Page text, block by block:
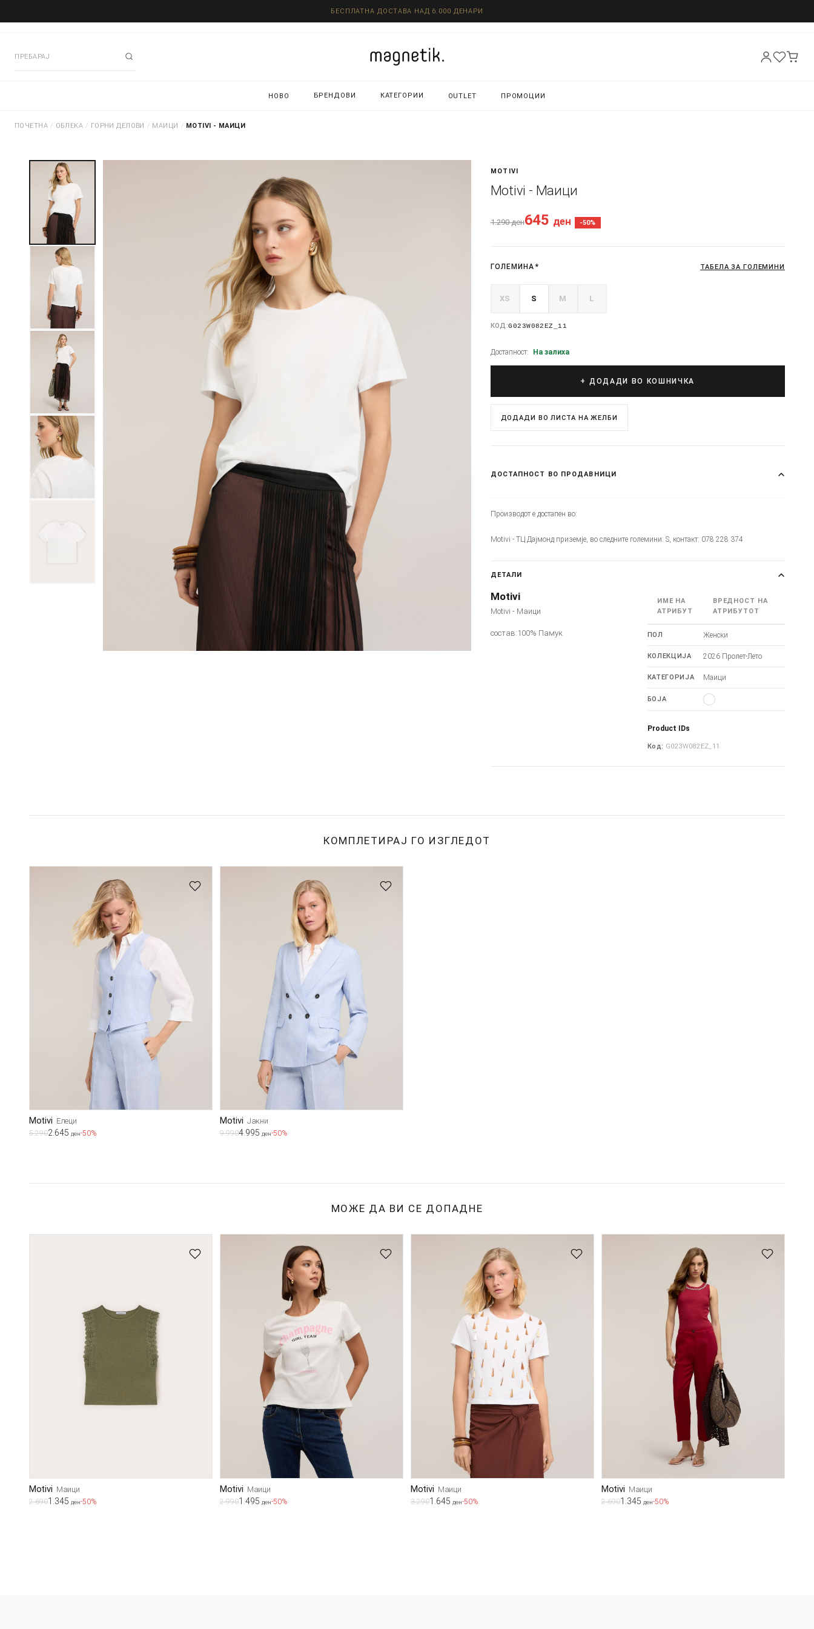
БЕСПЛАТНА ДОСТАВА НАД 6.000 ДЕНАРИ
НОВО БРЕНДОВИ КАТЕГОРИИ OUTLET ПРОМОЦИИ
ПОЧЕТНА / ОБЛЕКА / ГОРНИ ДЕЛОВИ / МАИЦИ / MOTIVI - МАИЦИ
MOTIVI
Motivi - Маици
1.290ден645 ден -50%
ГОЛЕМИНА * ТАБЕЛА ЗА ГОЛЕМИНИ
XS S M L
КОД:G023W082EZ_11
Достапност: На залиха
+ ДОДАДИ ВО КОШНИЧКА
ДОДАДИ ВО ЛИСТА НА ЖЕЛБИ
ДОСТАПНОСТ ВО ПРОДАВНИЦИ
Производот е достапен во:
Motivi - ТЦ Дајмонд приземје, во следните големини: S, контакт: 078 228 374
ДЕТАЛИ
Motivi
Motivi - Маици
состав:100% Памук
ИМЕ НА
АТРИБУТ
ВРЕДНОСТ НА
АТРИБУТОТ
ПОЛ Женски
КОЛЕКЦИЈА 2026 Пролет-Лето
КАТЕГОРИЈА Маици
БОЈА
Product IDs
Код: G023W082EZ_11
КОМПЛЕТИРАЈ ГО ИЗГЛЕДОТ
Motivi Елеци
5.2902.645 ден-50%
Motivi Јакни
9.9904.995 ден-50%
МОЖЕ ДА ВИ СЕ ДОПАДНЕ
Motivi Маици
2.6901.345 ден-50%
Motivi Маици
2.9901.495 ден-50%
Motivi Маици
3.2901.645 ден-50%
Motivi Маици
2.6901.345 ден-50%